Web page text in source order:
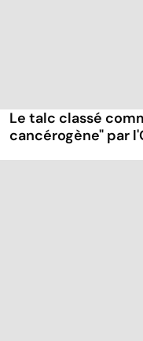
Le talc classé
cancérogène" par